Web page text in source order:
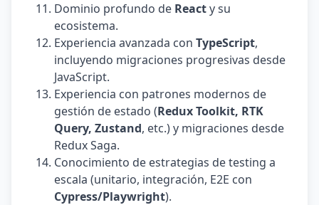
Dominio profundo de Reacty su
ecosistema.
Experiencia avanzada con TypeScript,
incluyendo migraciones progresivas desde
JavaScript.
Experiencia con patrones modernos de
gestión de estado (Redux Toolkit, RTK
Query, Zustand, etc.) y migraciones desde
Redux Saga.
Conocimiento de estrategias de testing a
escala (unitario, integración, E2E con
Cypress/Playwright).